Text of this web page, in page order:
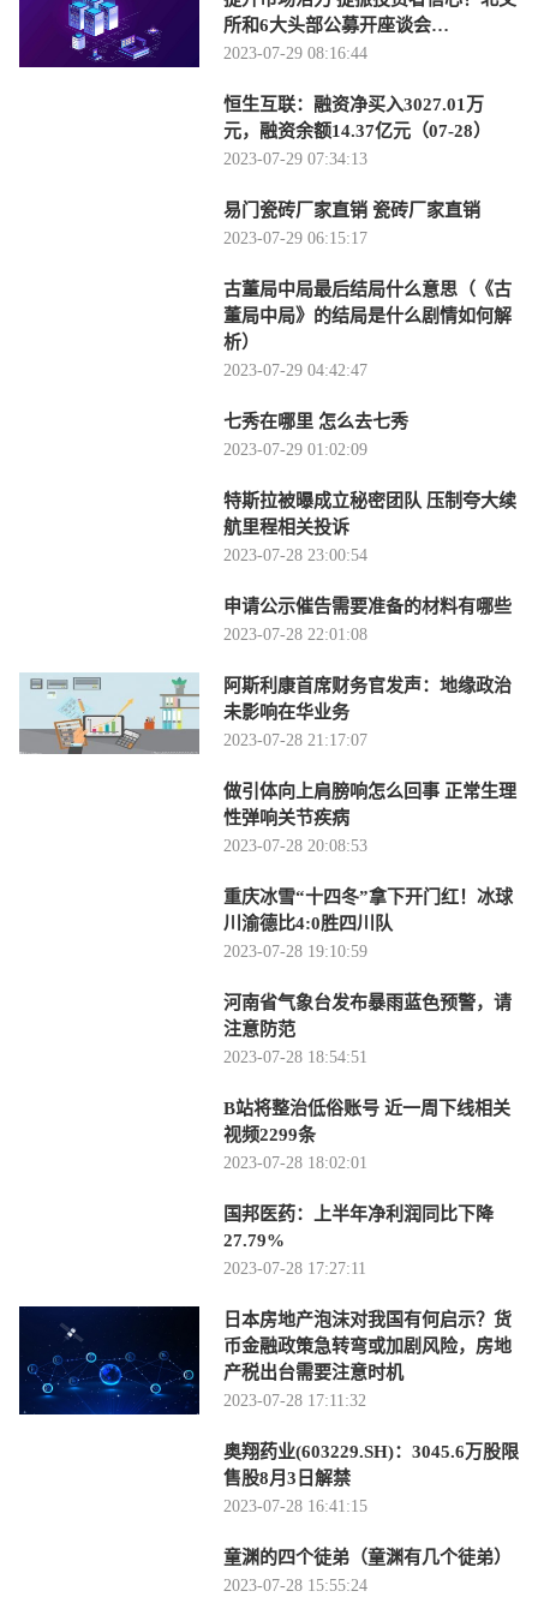
所和6大头部公募开座谈会…
2023-07-29 08:16:44
恒生互联：融资净买入3027.01万
元，融资余额14.37亿元（07-28）
2023-07-29 07:34:13
易门瓷砖厂家直销 瓷砖厂家直销
2023-07-29 06:15:17
古董局中局最后结局什么意思（《古
董局中局》的结局是什么剧情如何解
析）
2023-07-29 04:42:47
七秀在哪里 怎么去七秀
2023-07-29 01:02:09
特斯拉被曝成立秘密团队 压制夸大续
航里程相关投诉
2023-07-28 23:00:54
申请公示催告需要准备的材料有哪些
2023-07-28 22:01:08
阿斯利康首席财务官发声：地缘政治
未影响在华业务
2023-07-28 21:17:07
做引体向上肩膀响怎么回事 正常生理
性弹响关节疾病
2023-07-28 20:08:53
重庆冰雪“十四冬”拿下开门红！冰球
川渝德比4:0胜四川队
2023-07-28 19:10:59
河南省气象台发布暴雨蓝色预警，请
注意防范
2023-07-28 18:54:51
B站将整治低俗账号 近一周下线相关
视频2299条
2023-07-28 18:02:01
国邦医药：上半年净利润同比下降
27.79%
2023-07-28 17:27:11
日本房地产泡沫对我国有何启示？货
币金融政策急转弯或加剧风险，房地
产税出台需要注意时机
2023-07-28 17:11:32
奥翔药业(603229.SH)：3045.6万股限
售股8月3日解禁
2023-07-28 16:41:15
童渊的四个徒弟（童渊有几个徒弟）
2023-07-28 15:55:24